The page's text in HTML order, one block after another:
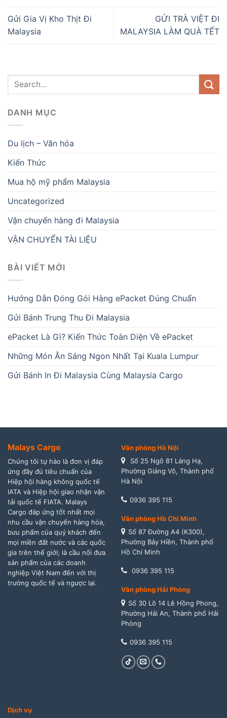
Gửi Gia Vị Kho Thịt Đi
Malaysia
GỬI TRÀ VIỆT ĐI
MALAYSIA LÀM QUÀ TẾT
DANH MỤC
Du lịch – Văn hóa
Kiến Thức
Mua hộ mỹ phẩm Malaysia
Uncategorized
Vận chuyển hàng đi Malaysia
VẬN CHUYỂN TÀI LIỆU
BÀI VIẾT MỚI
Hướng Dẫn Đóng Gói Hàng ePacket Đúng Chuẩn
Gửi Bánh Trung Thu Đi Malaysia
ePacket Là Gì? Kiến Thức Toàn Diện Về ePacket
Những Món Ăn Sáng Ngon Nhất Tại Kuala Lumpur
Gửi Bánh In Đi Malaysia Cùng Malaysia Cargo
Malays Cargo
Chúng tôi tự hào là đơn vị đáp
ứng đầy đủ tiêu chuẩn của
Hiệp hội hàng không quốc tế
IATA và Hiệp hội giao nhận vận
tải quốc tế FIATA. Malays
Cargo đáp ứng tốt nhất mọi
nhu cầu vận chuyển hàng hóa,
bưu phẩm của quý khách đến
mọi miền đất nước và các quốc
gia trên thế giới; là cầu nối đưa
sản phẩm của các doanh
nghiệp Việt Nam đến với thị
trường quốc tế và ngược lại.
Văn phòng Hà Nội
Số 25 Ngõ 81 Láng Hạ,
Phường Giảng Võ, Thành phố
Hà Nội
0936 395 115
Văn phòng Hồ Chí Minh
Số 87 Đường A4 (K300),
Phường Bảy Hiền, Thành phố
Hồ Chí Minh
0936 395 115
Văn phòng Hải Phòng
Số 30 Lô 14 Lê Hồng Phong,
Phường Hải An, Thành phố Hải
Phòng
0936 395 115
Dịch vụ